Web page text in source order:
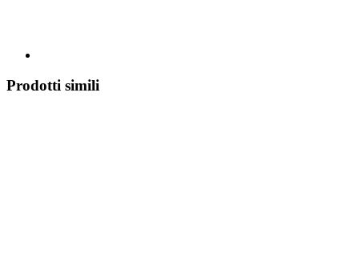
Prodotti simili